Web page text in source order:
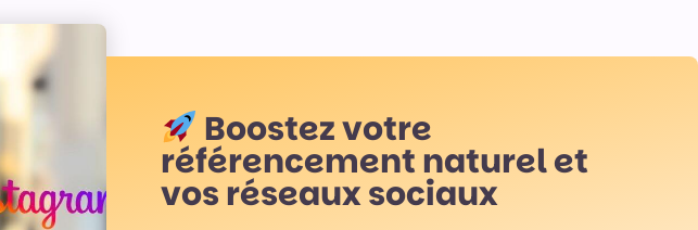
Boostez votre
référencement naturel et
vos réseaux sociaux